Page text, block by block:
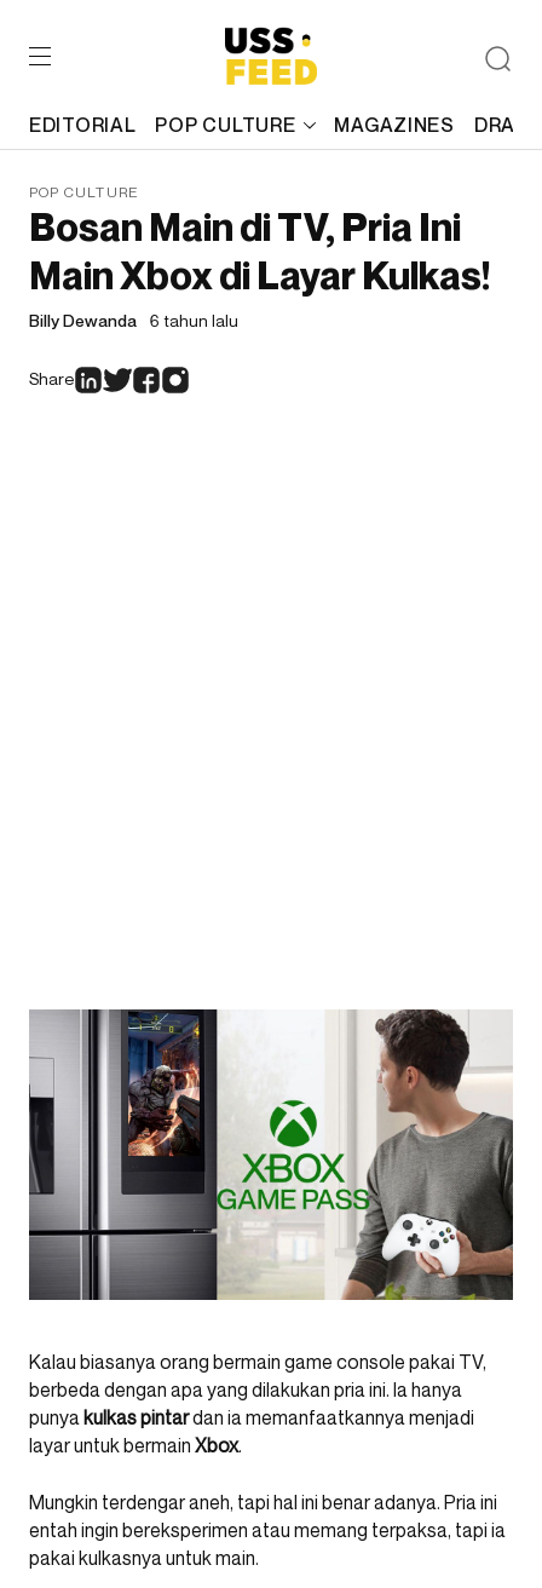
EDITORIAL POP CULTURE MAGAZINES
POP CULTURE
Bosan Main di TV, Pria Ini
Main Xbox di Layar Kulkas!
Billy Dewanda 6 tahun lalu
Share
Kalau biasanya orang bermain game console pakai TV,
berbeda dengan apa yang dilakukan pria ini. Ia hanya
punya kulkas pintardan ia memanfaatkannya menjadi
layar untuk bermain Xbox.
Mungkin terdengar aneh, tapi hal ini benar adanya. Pria ini
entah ingin bereksperimen atau memang terpaksa, tapi ia
pakai kulkasnya untuk main.